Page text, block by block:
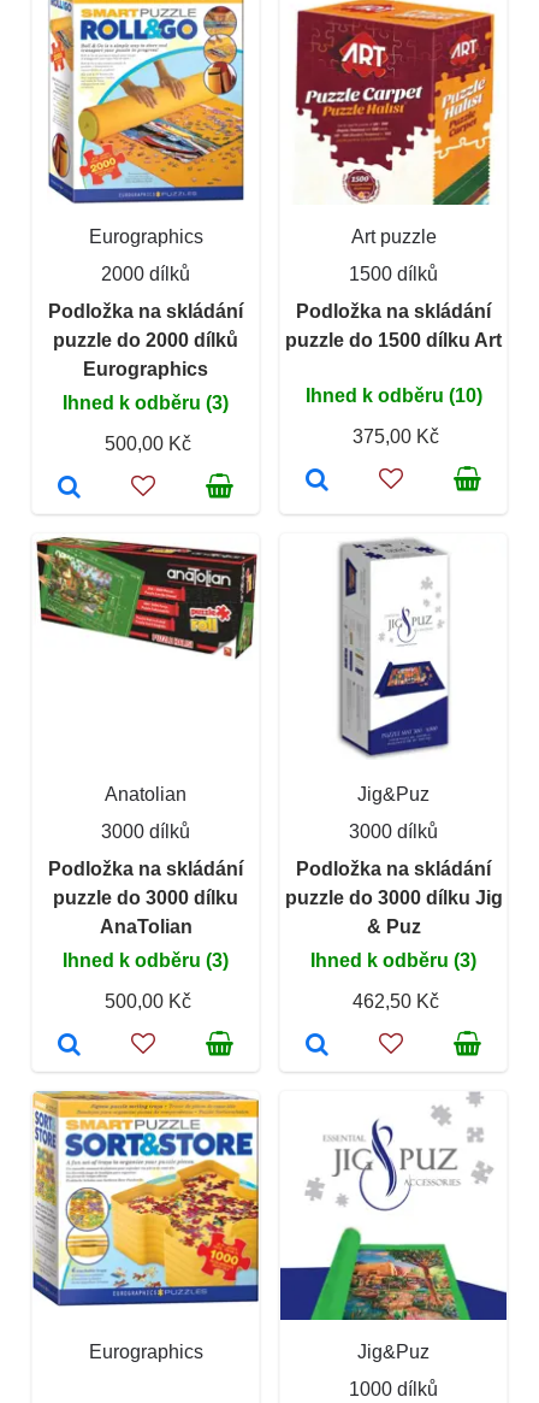
Eurographics
2000 dílků
Podložka na skládání
puzzle do 2000 dílků
Eurographics
Ihned k odběru (3)
500,00 Kč
Art puzzle
1500 dílků
Podložka na skládání
puzzle do 1500 dílku Art
Ihned k odběru (10)
375,00 Kč
Anatolian
3000 dílků
Podložka na skládání
puzzle do 3000 dílku
AnaTolian
Ihned k odběru (3)
500,00 Kč
Jig&Puz
3000 dílků
Podložka na skládání
puzzle do 3000 dílku Jig
& Puz
Ihned k odběru (3)
462,50 Kč
Eurographics
Jig&Puz
1000 dílků